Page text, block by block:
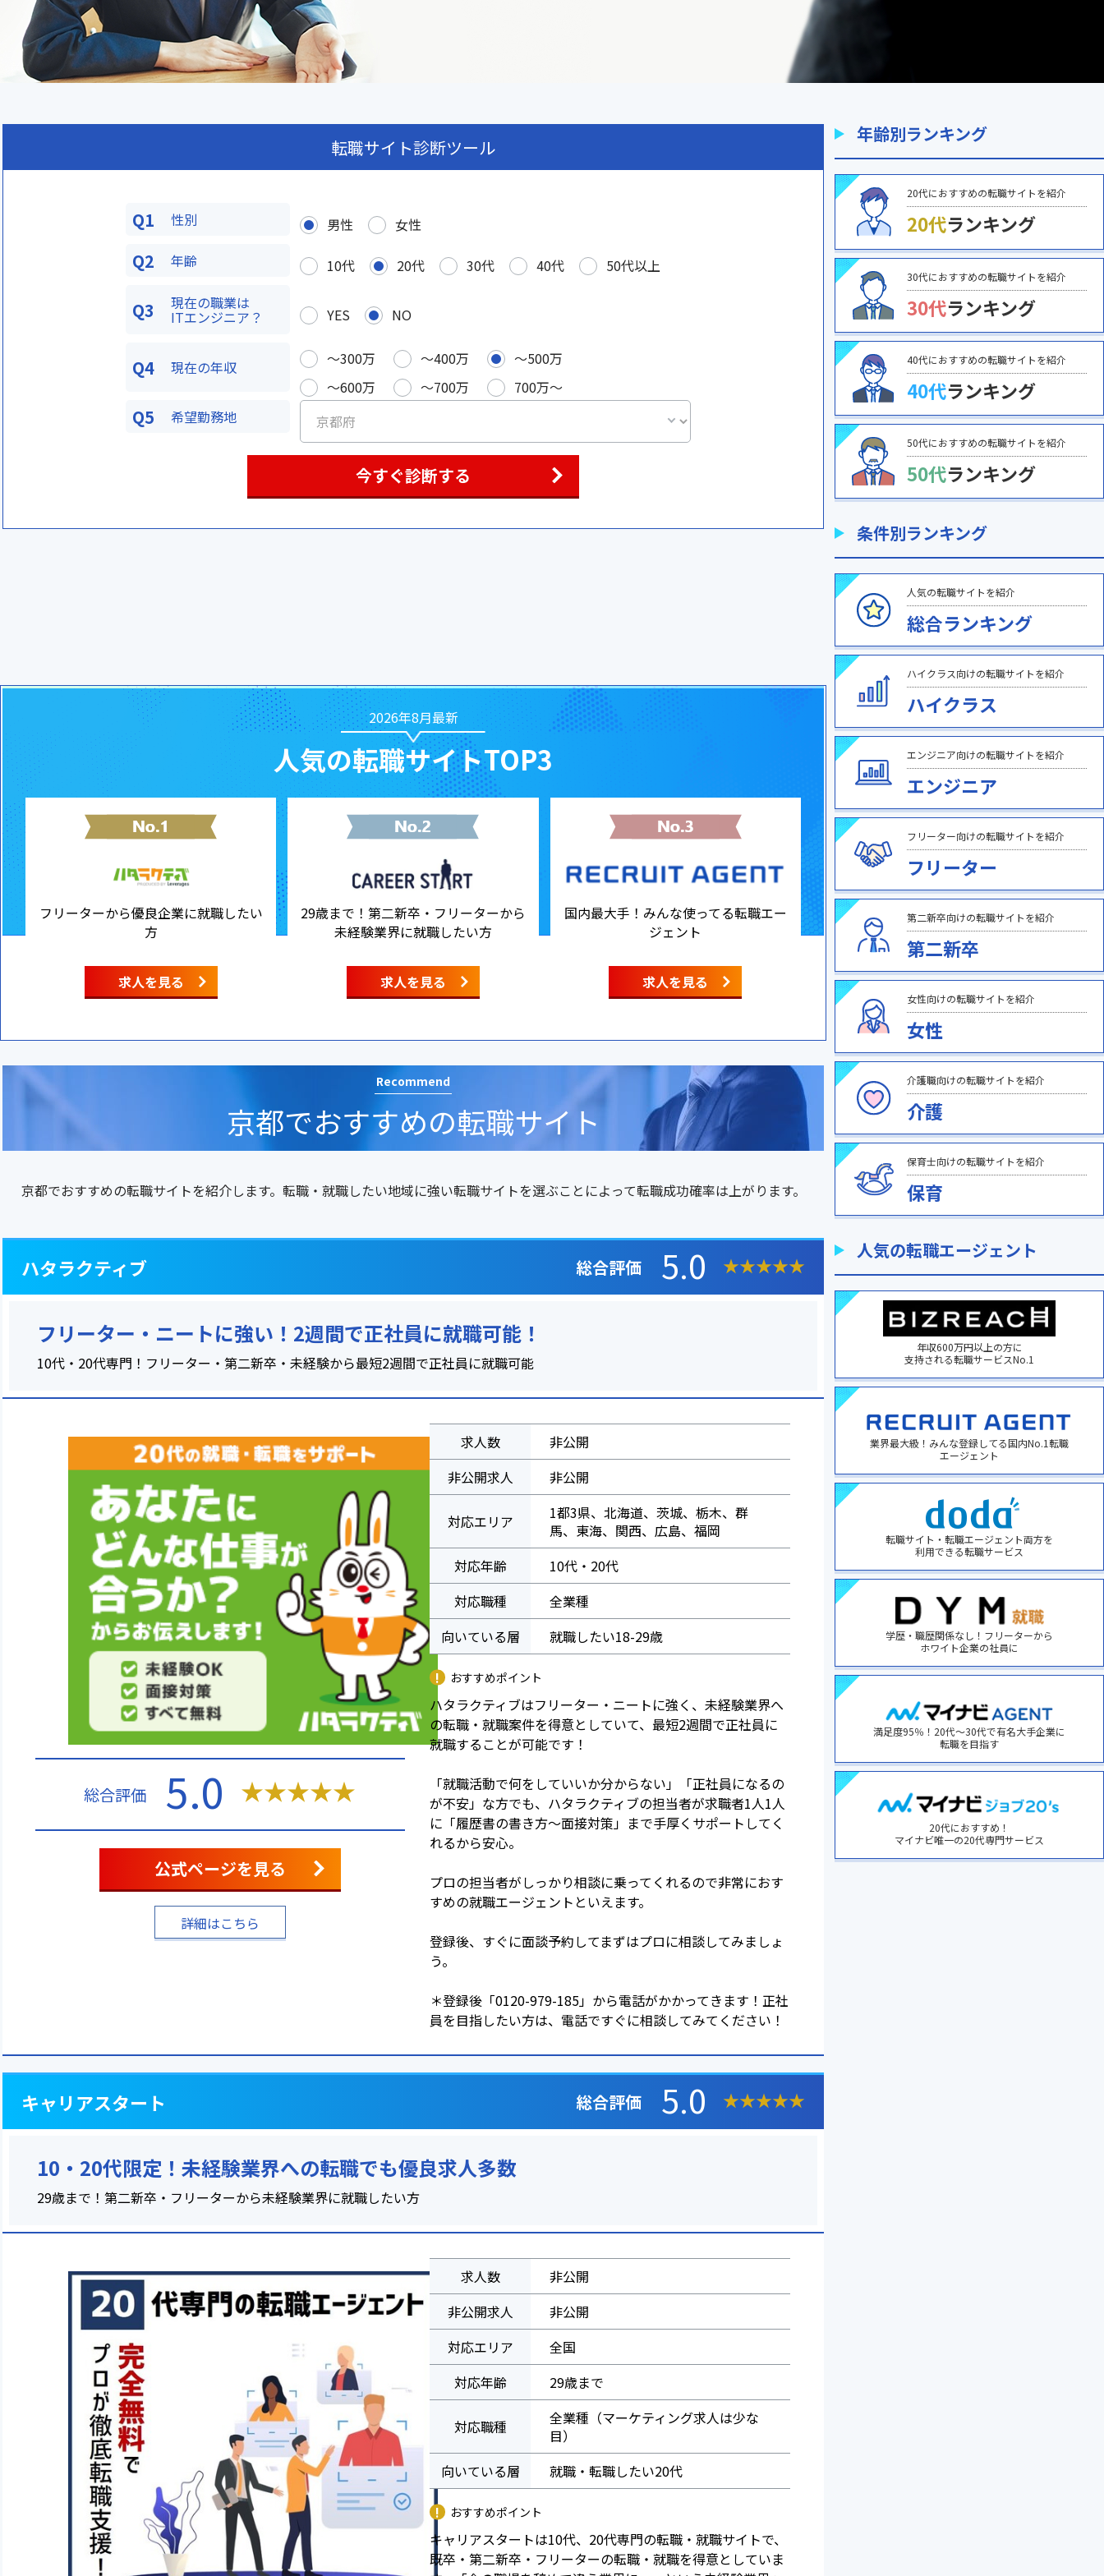
転職サイト診断ツール
Q1 性別 男性 女性
Q2 年齢 10代 20代 30代 40代 50代以上
Q3 現在の職業は
ITエンジニア？ YES NO
Q4 現在の年収 〜300万 〜400万
〜500万
〜600万
〜700万 700万〜
Q5 希望勤務地
今すぐ診断する
2026年8月最新
人気の転職サイトTOP3
フリーターから優良企業に就職したい
方
求人を見る
29歳まで！第二新卒・フリーターから
未経験業界に就職したい方
求人を見る
国内最大手！みんな使ってる転職エー
ジェント
求人を見る
Recommend
京都でおすすめの転職サイト
京都でおすすめの転職サイトを紹介します。転職・就職したい地域に強い転職サイトを選ぶことによって転職成功確率は上がります。
ハタラクティブ 総合評価 5.0 ★★★★★
フリーター・ニートに強い！2週間で正社員に就職可能！
10代・20代専門！フリーター・第二新卒・未経験から最短2週間で正社員に就職可能
総合評価 5.0 ★★★★★
公式ページを見る
詳細はこちら
求人数
非公開
非公開求人
非公開
対応エリア
1都3県、北海道、茨城、栃木、群
馬、東海、関西、広島、福岡
対応年齢
10代・20代
対応職種
全業種
向いている層
就職したい18-29歳
おすすめポイント
ハタラクティブはフリーター・ニートに強く、未経験業界へ
の転職・就職案件を得意としていて、最短2週間で正社員に
就職することが可能です！
「就職活動で何をしていいか分からない」「正社員になるの
が不安」な方でも、ハタラクティブの担当者が求職者1人1人
に「履歴書の書き方～面接対策」まで手厚くサポートしてく
れるから安心。
プロの担当者がしっかり相談に乗ってくれるので非常におす
すめの就職エージェントといえます。
登録後、すぐに面談予約してまずはプロに相談してみましょ
う。
＊登録後「0120-979-185」から電話がかかってきます！正社
員を目指したい方は、電話ですぐに相談してみてください！
キャリアスタート 総合評価 5.0 ★★★★★
10・20代限定！未経験業界への転職でも優良求人多数
29歳まで！第二新卒・フリーターから未経験業界に就職したい方
求人数
非公開
非公開求人
非公開
対応エリア
全国
対応年齢
29歳まで
対応職種
全業種（マーケティング求人は少な
目）
向いている層
就職・転職したい20代
おすすめポイント
キャリアスタートは10代、20代専門の転職・就職サイトで、
既卒・第二新卒・フリーターの転職・就職を得意としていま
年齢別ランキング
20代におすすめの転職サイトを紹介
20代ランキング
30代におすすめの転職サイトを紹介
30代ランキング
40代におすすめの転職サイトを紹介
40代ランキング
50代におすすめの転職サイトを紹介
50代ランキング
条件別ランキング
人気の転職サイトを紹介
総合ランキング
ハイクラス向けの転職サイトを紹介
ハイクラス
エンジニア向けの転職サイトを紹介
エンジニア
フリーター向けの転職サイトを紹介
フリーター
第二新卒向けの転職サイトを紹介
第二新卒
女性向けの転職サイトを紹介
女性
介護職向けの転職サイトを紹介
介護
保育士向けの転職サイトを紹介
保育
人気の転職エージェント
年収600万円以上の方に
支持される転職サービスNo.1
業界最大級！みんな登録してる国内No.1転職
エージェント
転職サイト・転職エージェント両方を
利用できる転職サービス
学歴・職歴関係なし！フリーターから
ホワイト企業の社員に
満足度95％！20代～30代で有名大手企業に
転職を目指す
20代におすすめ！
マイナビ唯一の20代専門サービス